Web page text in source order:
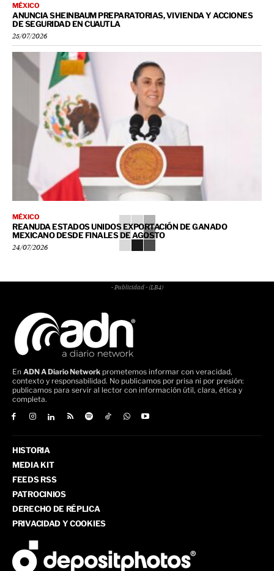
MÉXICO
ANUNCIA SHEINBAUM PREPARATORIAS, VIVIENDA Y ACCIONES
DE SEGURIDAD EN CUAUTLA
25/07/2026
MÉXICO
REANUDA ESTADOS UNIDOS EXPORTACIÓN DE GANADO
MEXICANO DESDE FINALES DE AGOSTO
24/07/2026
- Publicidad - (LB4)
En ADN A Diario Network prometemos informar con veracidad,
contexto y responsabilidad. No publicamos por prisa ni por presión:
publicamos para servir al lector con información útil, clara, ética y
completa.
HISTORIA
MEDIA KIT
FEEDS RSS
PATROCINIOS
DERECHO DE RÉPLICA
PRIVACIDAD Y COOKIES